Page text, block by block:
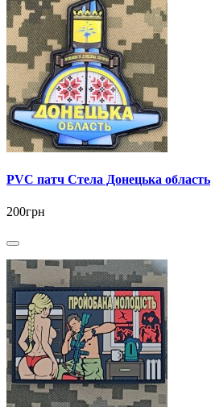
PVC патч Стела Донецька область
200грн